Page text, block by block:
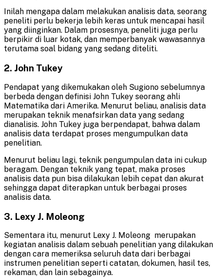
Inilah mengapa dalam melakukan analisis data, seorang
peneliti perlu bekerja lebih keras untuk mencapai hasil
yang diinginkan. Dalam prosesnya, peneliti juga perlu
berpikir di luar kotak, dan memperbanyak wawasannya
terutama soal bidang yang sedang diteliti.
2. John Tukey
Pendapat yang dikemukakan oleh Sugiono sebelumnya
berbeda dengan definisi John Tukey seorang ahli
Matematika dari Amerika. Menurut beliau, analisis data
merupakan teknik menafsirkan data yang sedang
dianalisis. John Tukey juga berpendapat, bahwa dalam
analisis data terdapat proses mengumpulkan data
penelitian.
Menurut beliau lagi, teknik pengumpulan data ini cukup
beragam. Dengan teknik yang tepat, maka proses
analisis data pun bisa dilakukan lebih cepat dan akurat
sehingga dapat diterapkan untuk berbagai proses
analisis data.
3. Lexy J. Moleong
Sementara itu, menurut Lexy J. Moleong merupakan
kegiatan analisis dalam sebuah penelitian yang dilakukan
dengan cara memeriksa seluruh data dari berbagai
instrumen penelitian seperti catatan, dokumen, hasil tes,
rekaman, dan lain sebagainya.